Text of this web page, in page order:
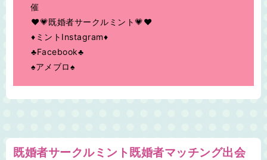
催
♥💗既婚者サークルミント💗♥
♦ミントInstagram♦
♣Facebook♣
♠アメブロ♠
既婚者サークルミント既婚者マッチング出会